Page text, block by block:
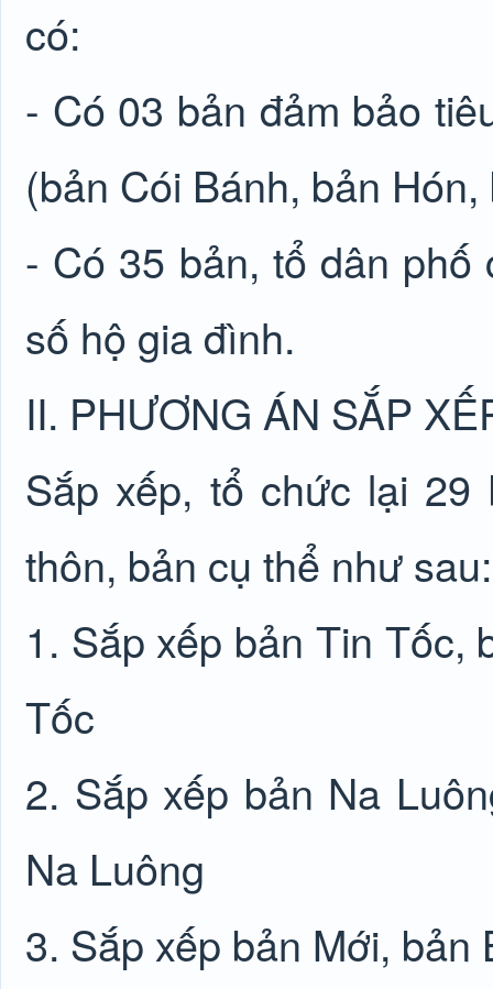
có:
- Có 03 bản đảm bảo
(bản Cói Bánh, bản
- Có 35 bản, tổ dân
số hộ gia đình.
II. PHƯƠNG ÁN SẮP
Sắp xếp, tổ chức lại
thôn, bản cụ thể như sau:
1. Sắp xếp bản Tin Tốc,
Tốc
2. Sắp xếp bản Na
Na Luông
3. Sắp xếp bản Mới, bản